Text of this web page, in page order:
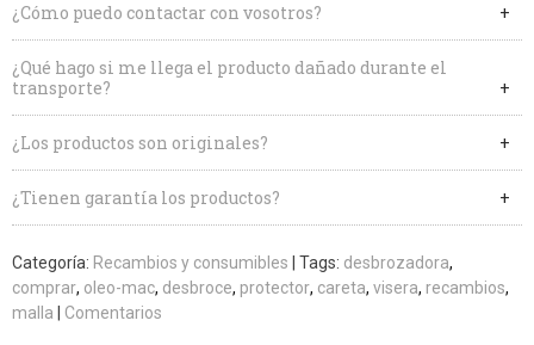
¿Cómo puedo contactar con vosotros?
¿Qué hago si me llega el producto dañado durante el
transporte?
¿Los productos son originales?
¿Tienen garantía los productos?
Categoría: Recambios y consumibles Tags: desbrozadora
comprar oleo-mac desbroce protector careta visera recambios
malla
Comentarios